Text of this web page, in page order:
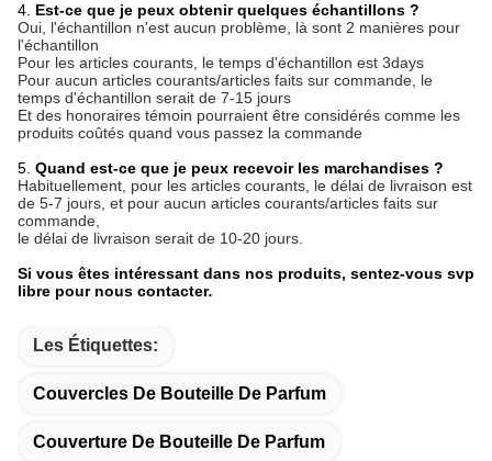
4. Est-ce que je peux obtenir quelques échantillons ?
Oui, l'échantillon n'est aucun problème, là sont 2 manières pour
l'échantillon
Pour les articles courants, le temps d'échantillon est 3days
Pour aucun articles courants/articles faits sur commande, le
temps d'échantillon serait de 7-15 jours
Et des honoraires témoin pourraient être considérés comme les
produits coûtés quand vous passez la commande
5. Quand est-ce que je peux recevoir les marchandises ?
Habituellement, pour les articles courants, le délai de livraison est
de 5-7 jours, et pour aucun articles courants/articles faits sur
commande,
le délai de livraison serait de 10-20 jours.
Si vous êtes intéressant dans nos produits, sentez-vous svp
libre pour nous contacter.
Les Étiquettes:
Couvercles De Bouteille De Parfum
Couverture De Bouteille De Parfum